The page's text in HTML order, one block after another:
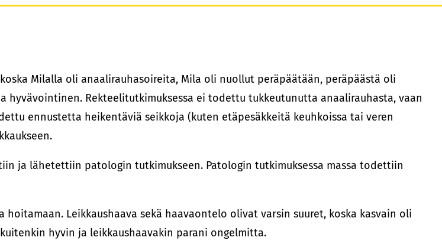
Milalla oli anaalirauhasoireita, Mila oli nuollut peräpäätään, peräpäästä oli
Rekteelitutkimuksessa ei todettu tukkeutunutta anaalirauhasta, vaan
ennustetta heikentäviä seikkoja (kuten etäpesäkkeitä keuhkoissa tai veren
ja lähetettiin patologin tutkimukseen. Patologin tutkimuksessa massa todettiin
Leikkaushaava sekä haavaontelo olivat varsin suuret, koska kasvain oli
hyvin ja leikkaushaavakin parani ongelmitta.